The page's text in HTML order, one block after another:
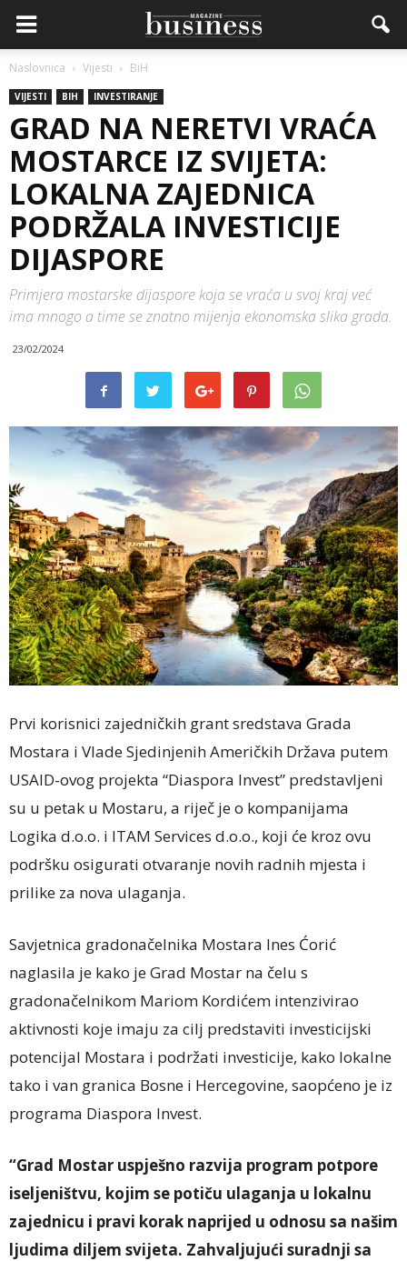
Naslovnica Vijesti BiH
VIJESTI BIH INVESTIRANJE
GRAD NA NERETVI VRAĆA
MOSTARCE IZ SVIJETA:
LOKALNA ZAJEDNICA
PODRŽALA INVESTICIJE
DIJASPORE
Primjera mostarske dijaspore koja se vraća u svoj kraj već
ima mnogo a time se znatno mijenja ekonomska slika grada.
23/02/2024
Prvi korisnici zajedničkih grant sredstava Grada
Mostara i Vlade Sjedinjenih Američkih Država putem
USAID-ovog projekta “Diaspora Invest” predstavljeni
su u petak u Mostaru, a riječ je o kompanijama
Logika d.o.o. i ITAM Services d.o.o., koji će kroz ovu
podršku osigurati otvaranje novih radnih mjesta i
prilike za nova ulaganja.
Savjetnica gradonačelnika Mostara Ines Ćorić
naglasila je kako je Grad Mostar na čelu s
gradonačelnikom Mariom Kordićem intenzivirao
aktivnosti koje imaju za cilj predstaviti investicijski
potencijal Mostara i podržati investicije, kako lokalne
tako i van granica Bosne i Hercegovine, saopćeno je iz
programa Diaspora Invest.
“Grad Mostar uspješno razvija program potpore
iseljeništvu, kojim se potiču ulaganja u lokalnu
zajednicu i pravi korak naprijed u odnosu sa našim
ljudima diljem svijeta. Zahvaljujući suradnji sa